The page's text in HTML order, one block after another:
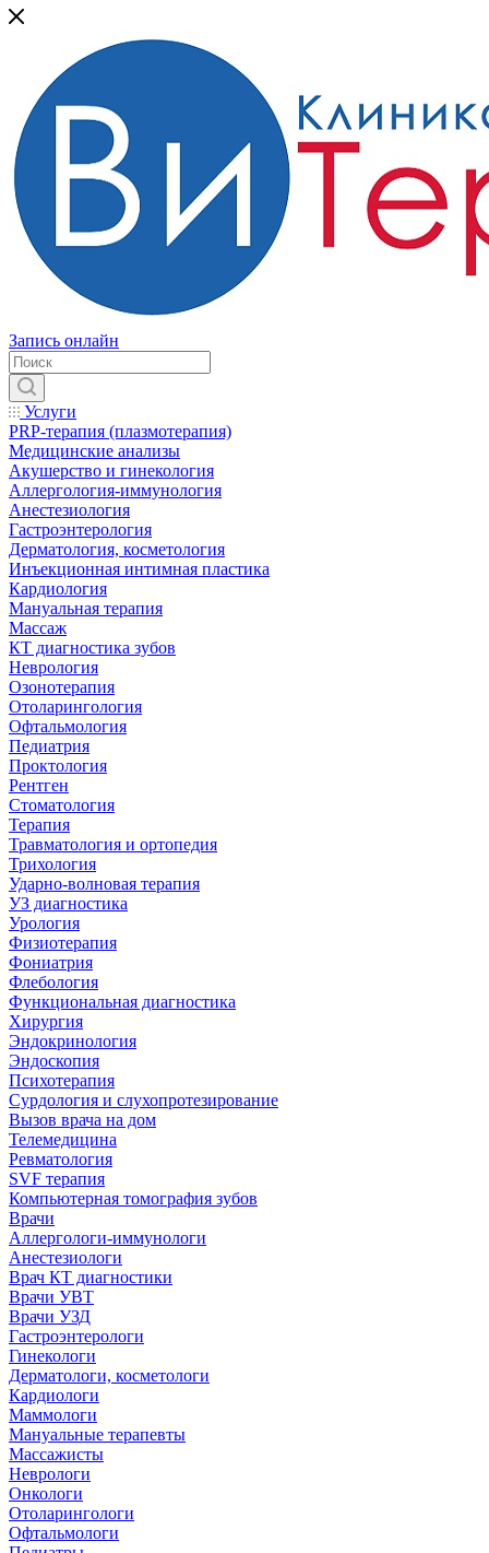
Запись онлайн
Услуги
PRP-терапия (плазмотерапия)
Медицинские анализы
Акушерство и гинекология
Аллергология-иммунология
Анестезиология
Гастроэнтерология
Дерматология, косметология
Инъекционная интимная пластика
Кардиология
Мануальная терапия
Массаж
КТ диагностика зубов
Неврология
Озонотерапия
Отоларингология
Офтальмология
Педиатрия
Проктология
Рентген
Стоматология
Терапия
Травматология и ортопедия
Трихология
Ударно-волновая терапия
УЗ диагностика
Урология
Физиотерапия
Фониатрия
Флебология
Функциональная диагностика
Хирургия
Эндокринология
Эндоскопия
Психотерапия
Сурдология и слухопротезирование
Вызов врача на дом
Телемедицина
Ревматология
SVF терапия
Компьютерная томография зубов
Врачи
Аллергологи-иммунологи
Анестезиологи
Врач КТ диагностики
Врачи УВТ
Врачи УЗД
Гастроэнтерологи
Гинекологи
Дерматологи, косметологи
Кардиологи
Маммологи
Мануальные терапевты
Массажисты
Неврологи
Онкологи
Отоларингологи
Офтальмологи